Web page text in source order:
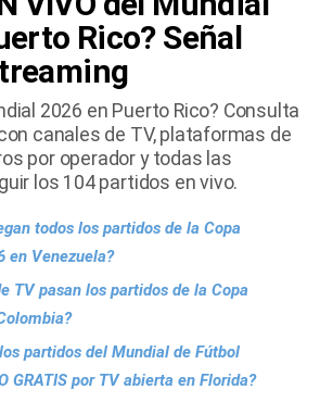
Rico? Señal
2026 en Puerto Rico? Consulta
canales de TV, plataformas de
por operador y todas las
los 104 partidos en vivo.
todos los partidos de la Copa
en Venezuela?
TV pasan los partidos de la Copa
partidos del Mundial de Fútbol
GRATIS por TV abierta en Florida?